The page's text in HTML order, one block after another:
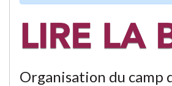
Organisation du camp